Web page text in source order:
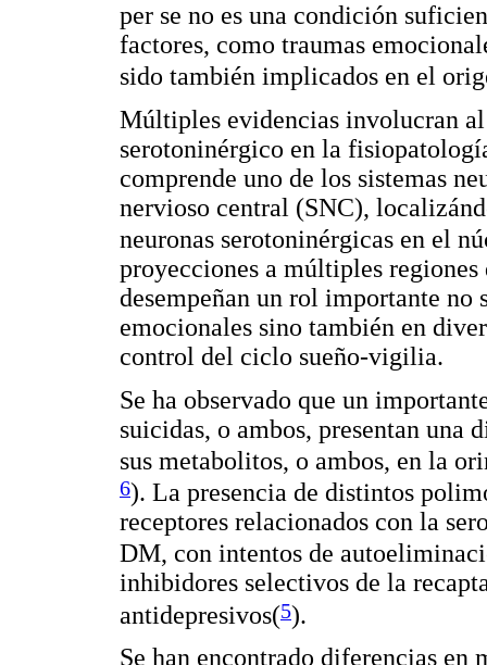
per se no es una condición
factores, como traumas
sido también implicados en el
Múltiples evidencias involucran
serotoninérgico en la
comprende uno de los sistemas
nervioso central (SNC),
neuronas serotoninérgicas en el
proyecciones a múltiples
desempeñan un rol importante no
emocionales sino también en
control del ciclo sueño-vigilia.
Se ha observado que un
suicidas, o ambos, presentan una
sus metabolitos, o ambos, en la
6). La presencia de distintos
receptores relacionados con la
DM, con intentos de
inhibidores selectivos de la
antidepresivos(5).
Se han encontrado diferencias en